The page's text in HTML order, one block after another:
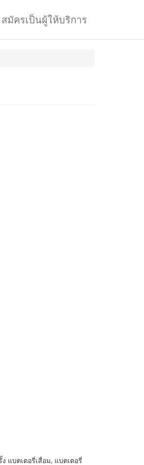
สมัครเป็นผู้ให้บริการ
แบตเตอรี่เสื่อม, แบตเตอรี่